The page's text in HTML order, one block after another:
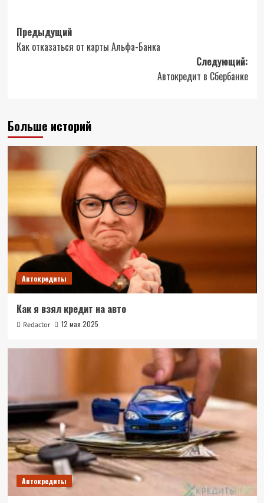
Навигация
записи
Предыдущий
Как отказаться от карты Альфа-Банка
Следующий:
Автокредит в Сбербанке
Больше историй
Автокредиты
Как я взял кредит на авто
Redactor 12 мая 2025
Автокредиты